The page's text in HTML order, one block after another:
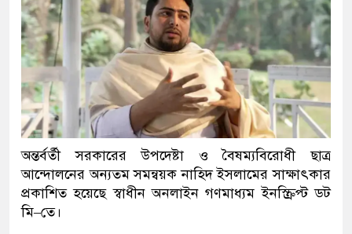
অন্তর্বর্তী সরকারের উপদেষ্টা ও বৈষম্যবিরোধী ছাত্র
আন্দোলনের অন্যতম সমন্বয়ক নাহিদ ইসলামের সাক্ষাৎকার
প্রকাশিত হয়েছে স্বাধীন অনলাইন গণমাধ্যম ইনস্ক্রিপ্ট ডট
মি–তে।